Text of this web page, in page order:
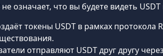
означает, что вы будете видеть
токены USDT в рамках протокола
отправляют USDT друг другу